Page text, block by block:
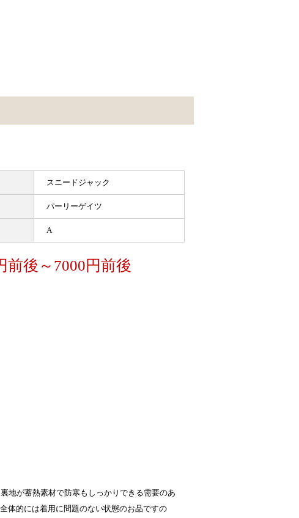
スニードジャック
パーリーゲイツ
A
前後～7000円前後
地が蓄熱素材で防寒もしっかりできる需要のあ
体的には着用に問題のない状態のお品ですの